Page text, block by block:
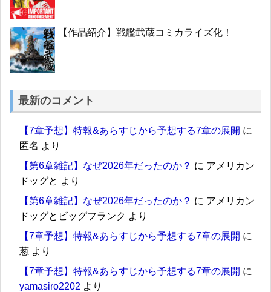
【作品紹介】戦艦武蔵コミカライズ化！
最新のコメント
【7章予想】特報&あらすじから予想する7章の展開 に
匿名 より
【第6章雑記】なぜ2026年だったのか？ に アメリカン
ドッグと より
【第6章雑記】なぜ2026年だったのか？ に アメリカン
ドッグとビッグフランク より
【7章予想】特報&あらすじから予想する7章の展開 に
葱 より
【7章予想】特報&あらすじから予想する7章の展開 に
yamasiro2202 より